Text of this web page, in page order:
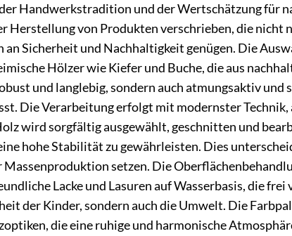
Handwerkstradition und der Wertschätzung für
Herstellung von Produkten verschrieben, die nicht
Sicherheit und Nachhaltigkeit genügen. Die
Hölzer wie Kiefer und Buche, die aus
und langlebig, sondern auch atmungsaktiv und
Die Verarbeitung erfolgt mit modernster Technik,
wird sorgfältig ausgewählt, geschnitten und
hohe Stabilität zu gewährleisten. Dies
setzen. Die
Lacke und Lasuren auf Wasserbasis, die frei
der Kinder, sondern auch die Umwelt. Die
die eine ruhige und harmonische